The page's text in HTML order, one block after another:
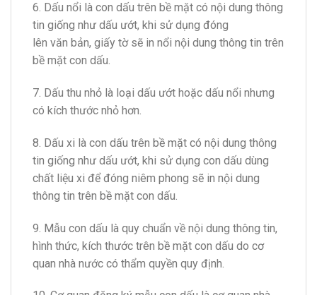
6. Dấu nổi là con dấu trên bề mặt có nội dung thông
tin giống như dấu ướt, khi sử dụng đóng
lên văn bản, giấy tờ sẽ in nổi nội dung thông tin trên
bề mặt con dấu.
7. Dấu thu nhỏ là loại dấu ướt hoặc dấu nổi nhưng
có kích thước nhỏ hơn.
8. Dấu xi là con dấu trên bề mặt có nội dung thông
tin giống như dấu ướt, khi sử dụng con dấu dùng
chất liệu xi để đóng niêm phong sẽ in nội dung
thông tin trên bề mặt con dấu.
9. Mẫu con dấu là quy chuẩn về nội dung thông tin,
hình thức, kích thước trên bề mặt con dấu do cơ
quan nhà nước có thẩm quyền quy định.